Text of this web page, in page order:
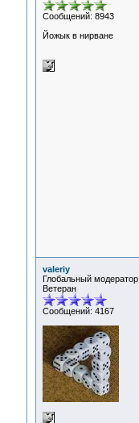
Сообщений: 8943
Йожык в нирване
valeriy
Глобальный модератор
Ветеран
Сообщений: 4167